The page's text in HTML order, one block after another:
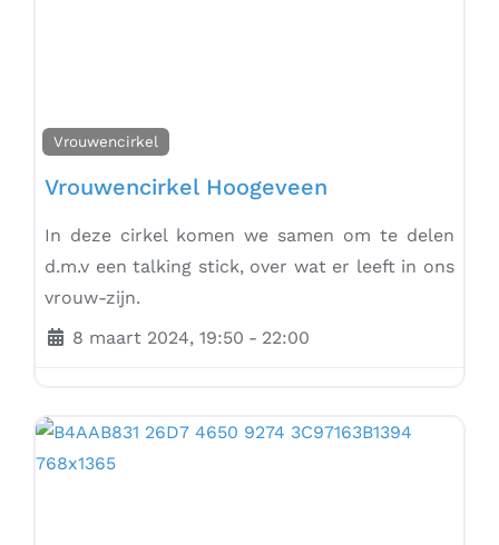
Vrouwencirkel
Vrouwencirkel Hoogeveen
In deze cirkel komen we samen om te delen
d.m.v een talking stick, over wat er leeft in ons
vrouw-zijn.
8 maart 2024, 19:50 - 22:00